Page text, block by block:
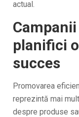
actual.
planifici
succes
Promovarea
reprezintă mai
despre produse